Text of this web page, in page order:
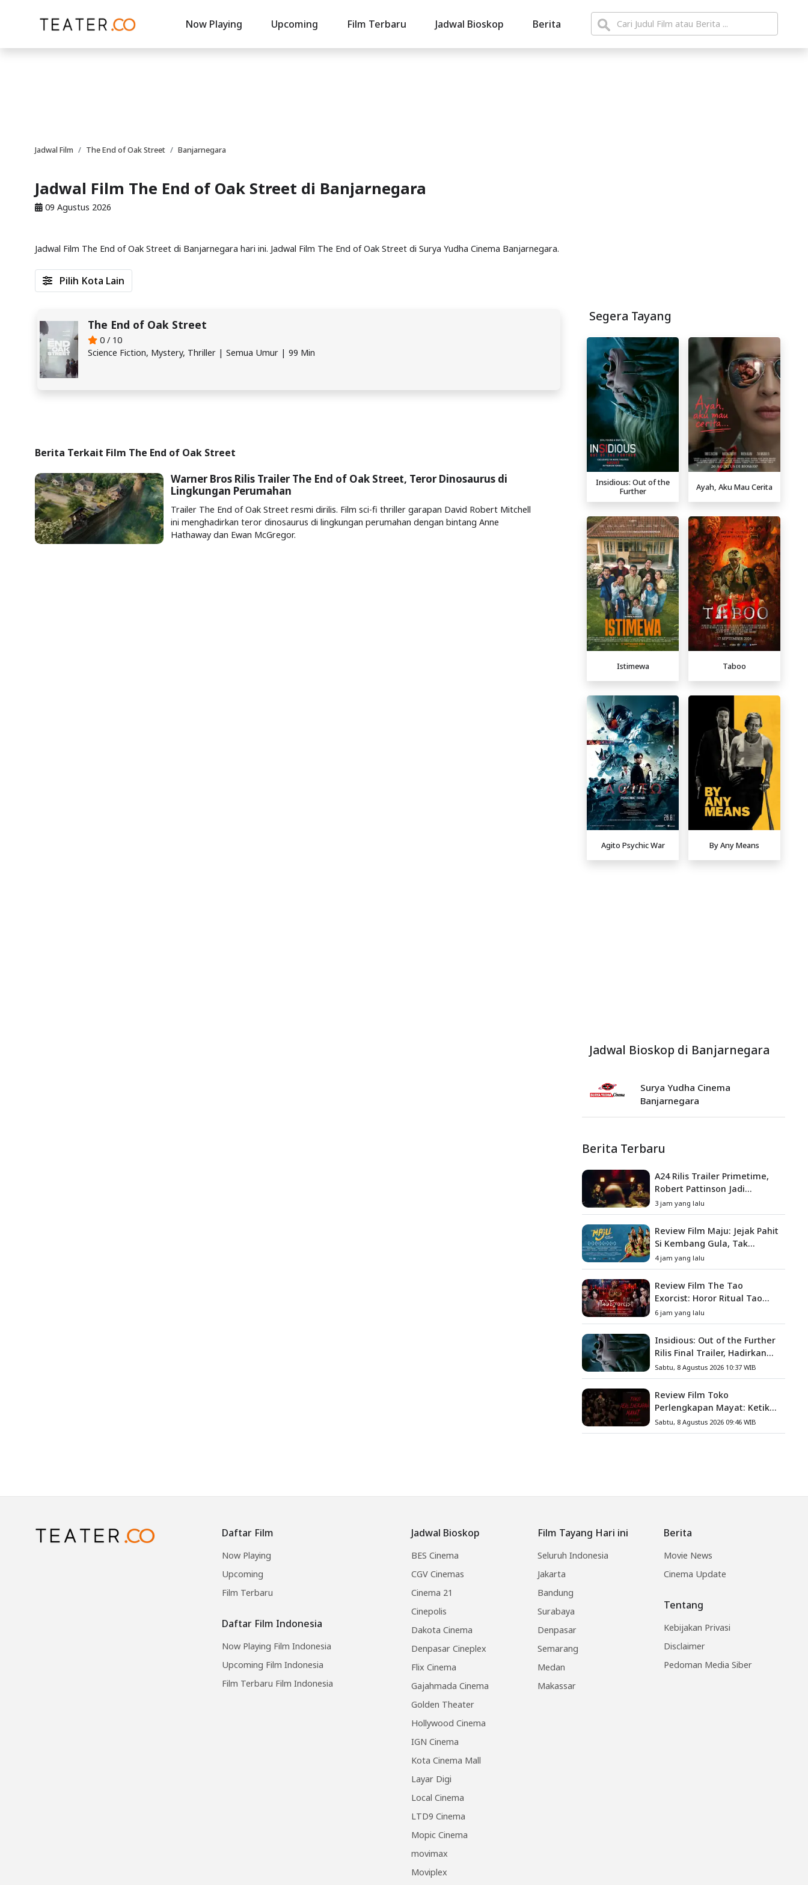
Now Playing Upcoming Film Terbaru Jadwal Bioskop Berita
Jadwal Film The End of Oak Street Banjarnegara
Jadwal Film The End of Oak Street di Banjarnegara
09 Agustus 2026
Jadwal Film The End of Oak Street di Banjarnegara hari ini. Jadwal Film The End of Oak Street di Surya Yudha Cinema Banjarnegara.
The End of Oak Street
0 / 10
Science Fiction, Mystery, Thriller | Semua Umur | 99 Min
Pilih Kota Lain
Berita Terkait Film The End of Oak Street
Warner Bros Rilis Trailer The End of Oak Street, Teror Dinosaurus di
Lingkungan Perumahan
Trailer The End of Oak Street resmi dirilis. Film sci-fi thriller garapan David Robert Mitchell
ini menghadirkan teror dinosaurus di lingkungan perumahan dengan bintang Anne
Hathaway dan Ewan McGregor.
Segera Tayang
Insidious: Out of the
Further
Ayah, Aku Mau Cerita
Istimewa Taboo
Agito Psychic War By Any Means
Jadwal Bioskop di Banjarnegara
Surya Yudha Cinema
Banjarnegara
Berita Terbaru
A24 Rilis Trailer Primetime,
Robert Pattinson Jadi
Pembawa Acara To Catch a
Predator
3 jam yang lalu
Review Film Maju: Jejak Pahit
Si Kembang Gula, Tak
Sekadar Film Petualangan
Anak
4 jam yang lalu
Review Film The Tao
Exorcist: Horor Ritual Tao
yang Menyimpan Dosa Masa
Lalu
6 jam yang lalu
Insidious: Out of the Further
Rilis Final Trailer, Hadirkan
Teror Baru, Iblis Kini Masuk
ke Dunia Manusia
Sabtu, 8 Agustus 2026 10:37 WIB
Review Film Toko
Perlengkapan Mayat: Ketika
Kutukan Keluarga Menjadi
Sumber Teror yang
Sabtu, 8 Agustus 2026 09:46 WIB
Daftar Film
Now Playing
Upcoming
Film Terbaru
Daftar Film Indonesia
Now Playing Film Indonesia
Upcoming Film Indonesia
Film Terbaru Film Indonesia
Jadwal Bioskop
BES Cinema
CGV Cinemas
Cinema 21
Cinepolis
Dakota Cinema
Denpasar Cineplex
Flix Cinema
Gajahmada Cinema
Golden Theater
Hollywood Cinema
IGN Cinema
Kota Cinema Mall
Layar Digi
Local Cinema
LTD9 Cinema
Mopic Cinema
movimax
Moviplex
Film Tayang Hari ini
Seluruh Indonesia
Jakarta
Bandung
Surabaya
Denpasar
Semarang
Medan
Makassar
Berita
Movie News
Cinema Update
Tentang
Kebijakan Privasi
Disclaimer
Pedoman Media Siber